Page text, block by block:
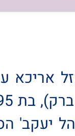
אריכא
יעקב'